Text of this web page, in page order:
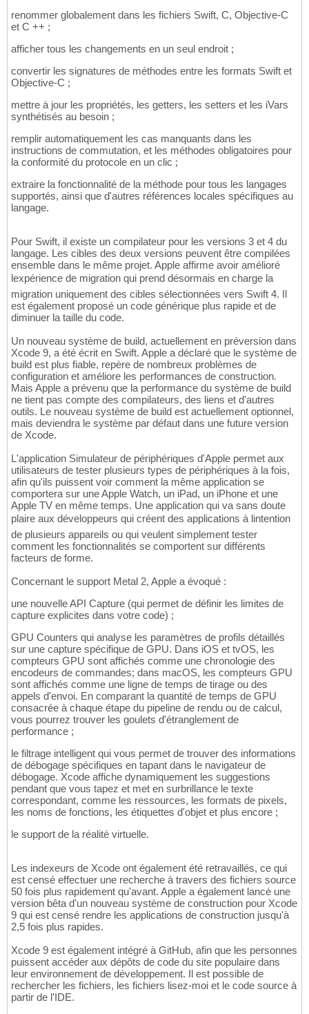
renommer globalement dans les fichiers Swift, C, Objective-C
et C ++ ;
afficher tous les changements en un seul endroit ;
convertir les signatures de méthodes entre les formats Swift et
Objective-C ;
mettre à jour les propriétés, les getters, les setters et les iVars
synthétisés au besoin ;
remplir automatiquement les cas manquants dans les
instructions de commutation, et les méthodes obligatoires pour
la conformité du protocole en un clic ;
extraire la fonctionnalité de la méthode pour tous les langages
supportés, ainsi que d'autres références locales spécifiques au
langage.
Pour Swift, il existe un compilateur pour les versions 3 et 4 du
langage. Les cibles des deux versions peuvent être compilées
ensemble dans le même projet. Apple affirme avoir amélioré
lexpérience de migration qui prend désormais en charge la
migration uniquement des cibles sélectionnées vers Swift 4. Il
est également proposé un code générique plus rapide et de
diminuer la taille du code.
Un nouveau système de build, actuellement en préversion dans
Xcode 9, a été écrit en Swift. Apple a déclaré que le système de
build est plus fiable, repère de nombreux problèmes de
configuration et améliore les performances de construction.
Mais Apple a prévenu que la performance du système de build
ne tient pas compte des compilateurs, des liens et d'autres
outils. Le nouveau système de build est actuellement optionnel,
mais deviendra le système par défaut dans une future version
de Xcode.
L'application Simulateur de périphériques d'Apple permet aux
utilisateurs de tester plusieurs types de périphériques à la fois,
afin qu'ils puissent voir comment la même application se
comportera sur une Apple Watch, un iPad, un iPhone et une
Apple TV en même temps. Une application qui va sans doute
plaire aux développeurs qui créent des applications à lintention
de plusieurs appareils ou qui veulent simplement tester
comment les fonctionnalités se comportent sur différents
facteurs de forme.
Concernant le support Metal 2, Apple a évoqué :
une nouvelle API Capture (qui permet de définir les limites de
capture explicites dans votre code) ;
GPU Counters qui analyse les paramètres de profils détaillés
sur une capture spécifique de GPU. Dans iOS et tvOS, les
compteurs GPU sont affichés comme une chronologie des
encodeurs de commandes; dans macOS, les compteurs GPU
sont affichés comme une ligne de temps de tirage ou des
appels d'envoi. En comparant la quantité de temps de GPU
consacrée à chaque étape du pipeline de rendu ou de calcul,
vous pourrez trouver les goulets d'étranglement de
performance ;
le filtrage intelligent qui vous permet de trouver des informations
de débogage spécifiques en tapant dans le navigateur de
débogage. Xcode affiche dynamiquement les suggestions
pendant que vous tapez et met en surbrillance le texte
correspondant, comme les ressources, les formats de pixels,
les noms de fonctions, les étiquettes d'objet et plus encore ;
le support de la réalité virtuelle.
Les indexeurs de Xcode ont également été retravaillés, ce qui
est censé effectuer une recherche à travers des fichiers source
50 fois plus rapidement qu'avant. Apple a également lancé une
version bêta d'un nouveau système de construction pour Xcode
9 qui est censé rendre les applications de construction jusqu'à
2,5 fois plus rapides.
Xcode 9 est également intégré à GitHub, afin que les personnes
puissent accéder aux dépôts de code du site populaire dans
leur environnement de développement. Il est possible de
rechercher les fichiers, les fichiers lisez-moi et le code source à
partir de l'IDE.